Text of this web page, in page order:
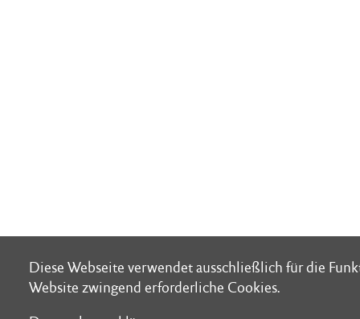
Diese Webseite verwendet ausschließlich für die
Website zwingend erforderliche Cookies.
Diese Webseite verwendet ausschließlich für die
Website zwingend erforderliche Cookies.